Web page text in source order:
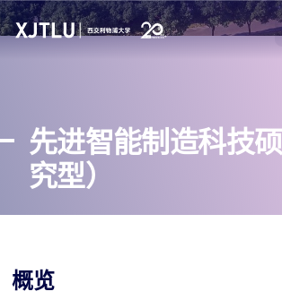
招生
先进智能制造科技
究型）
概览